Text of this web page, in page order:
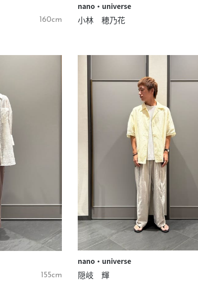
160cm
nano・universe
小林 穂乃花
155cm
nano・universe
隠岐 輝